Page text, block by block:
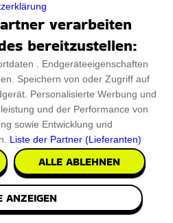
verarbeiten
bereitzustellen:
. Endgeräteeigenschaften
Speichern von oder Zugriff auf
Personalisierte Werbung und
und der Performance von
sowie Entwicklung und
Liste der Partner (Lieferanten)
ALLE ABLEHNEN
ANZEIGEN